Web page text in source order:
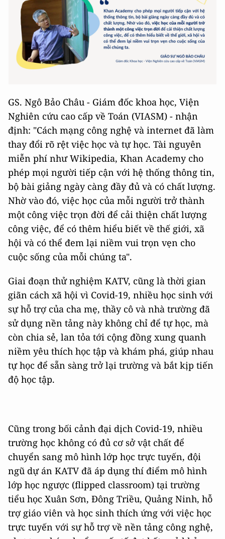
GS. Ngô Bảo Châu - Giám đốc khoa học, Viện
Nghiên cứu cao cấp về Toán (VIASM) - nhận
định: "Cách mạng công nghệ và internet đã làm
thay đổi rõ rệt việc học và tự học. Tài nguyên
miễn phí như Wikipedia, Khan Academy cho
phép mọi người tiếp cận với hệ thống thông tin,
bộ bài giảng ngày càng đầy đủ và có chất lượng.
Nhờ vào đó, việc học của mỗi người trở thành
một công việc trọn đời để cải thiện chất lượng
công việc, để có thêm hiểu biết về thế giới, xã
hội và có thể đem lại niềm vui trọn vẹn cho
cuộc sống của mỗi chúng ta".
Giai đoạn thử nghiệm KATV, cũng là thời gian
giãn cách xã hội vì Covid-19, nhiều học sinh với
sự hỗ trợ của cha mẹ, thầy cô và nhà trường đã
sử dụng nền tảng này không chỉ để tự học, mà
còn chia sẻ, lan tỏa tới cộng đồng xung quanh
niềm yêu thích học tập và khám phá, giúp nhau
tự học để sẵn sàng trở lại trường và bắt kịp tiến
độ học tập.
Cũng trong bối cảnh đại dịch Covid-19, nhiều
trường học không có đủ cơ sở vật chất để
chuyển sang mô hình lớp học trực tuyến, đội
ngũ dự án KATV đã áp dụng thí điểm mô hình
lớp học ngược (flipped classroom) tại trường
tiểu học Xuân Sơn, Đông Triều, Quảng Ninh, hỗ
trợ giáo viên và học sinh thích ứng với việc học
trực tuyến với sự hỗ trợ về nền tảng công nghệ,